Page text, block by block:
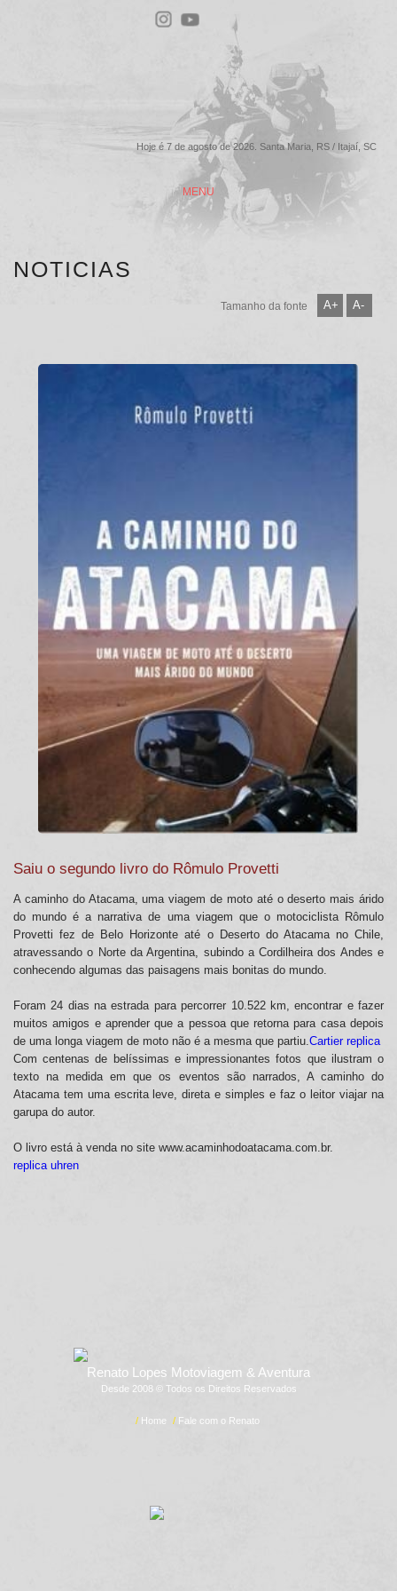
Hoje é 7 de agosto de 2026. Santa Maria, RS / Itajaí, SC
MENU
NOTICIAS
Tamanho da fonte A+ A-
Saiu o segundo livro do Rômulo Provetti
A caminho do Atacama, uma viagem de moto até o deserto mais árido
do mundo é a narrativa de uma viagem que o motociclista Rômulo
Provetti fez de Belo Horizonte até o Deserto do Atacama no Chile,
atravessando o Norte da Argentina, subindo a Cordilheira dos Andes e
conhecendo algumas das paisagens mais bonitas do mundo.
Foram 24 dias na estrada para percorrer 10.522 km, encontrar e fazer
muitos amigos e aprender que a pessoa que retorna para casa depois
de uma longa viagem de moto não é a mesma que partiu. Cartier replica
Com centenas de belíssimas e impressionantes fotos que ilustram o
texto na medida em que os eventos são narrados, A caminho do
Atacama tem uma escrita leve, direta e simples e faz o leitor viajar na
garupa do autor.
O livro está à venda no site www.acaminhodoatacama.com.br.
replica uhren
Renato Lopes Motoviagem & Aventura
Desde 2008 © Todos os Direitos Reservados
/ Home / Fale com o Renato